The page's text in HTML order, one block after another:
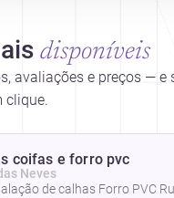
disponíveis
avaliações e preços — e
clique.
coifas e forro pvc
Neves
de calhas Forro PVC Rua